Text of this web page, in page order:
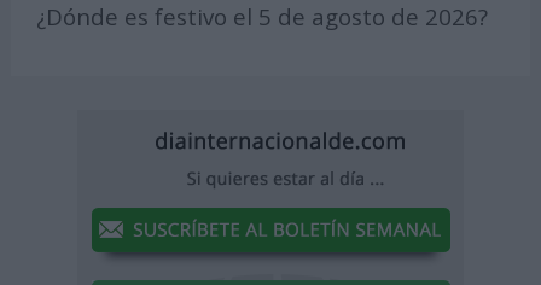
¿Dónde es festivo el 5 de agosto de 2026?